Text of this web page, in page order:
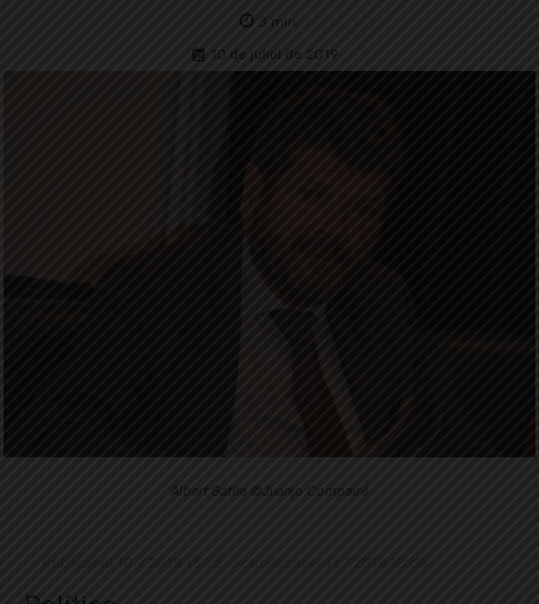
3 min.
10 de juliol de 2019
Albert Batlle ©Juanjo Compairé